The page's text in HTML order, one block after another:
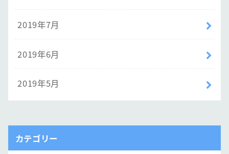
2019年7月
2019年6月
2019年5月
カテゴリー